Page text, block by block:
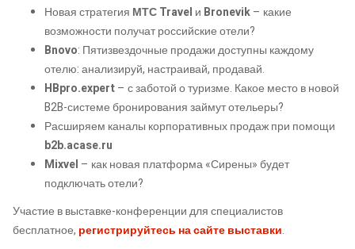
Новая стратегия МТС Travel и Bronevik– какие
возможности получат российские отели?
Bnovo: Пятизвездочные продажи доступны каждому
отелю: анализируй, настраивай, продавай.
HBpro.expert– с заботой о туризме. Какое место в новой
B2B-системе бронирования займут отельеры?
Расширяем каналы корпоративных продаж при помощи
b2b.acase.ru
Mixvel – как новая платформа «Сирены» будет
подключать отели?
Участие в выставке-конференции для специалистов
бесплатное, регистрируйтесь на сайте выставки.